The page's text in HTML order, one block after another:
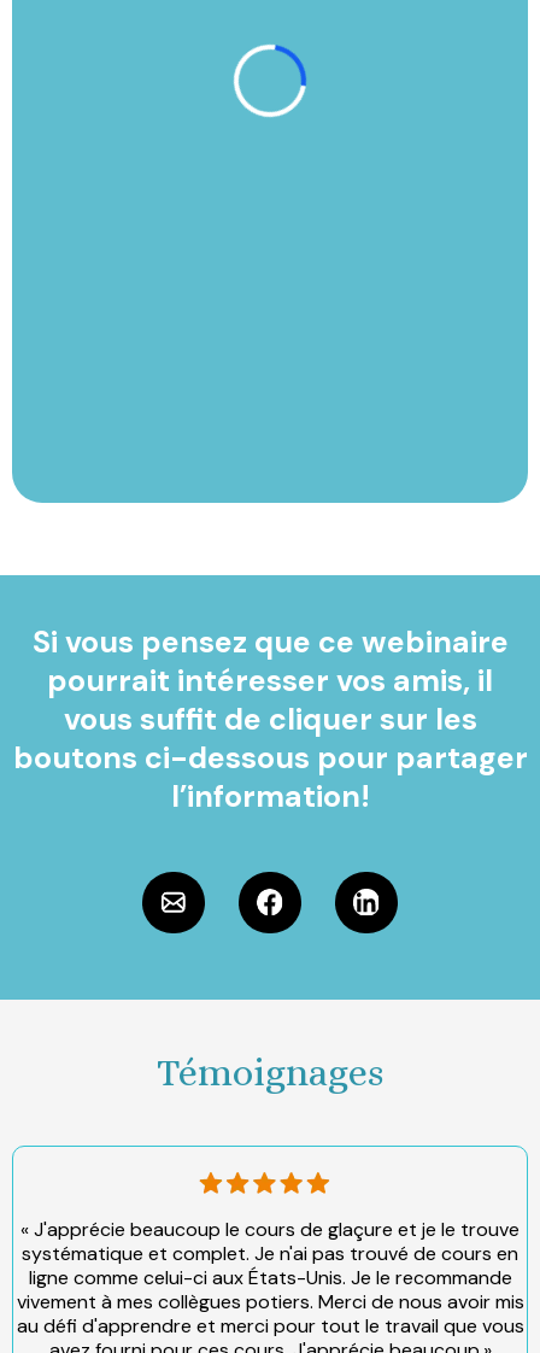
Si vous pensez que ce webinaire
pourrait intéresser vos amis, il
vous suffit de cliquer sur les
boutons ci-dessous pour partager
l’information!
Témoignages
« J'apprécie beaucoup le cours de glaçure et je le trouve
systématique et complet. Je n'ai pas trouvé de cours en
ligne comme celui-ci aux États-Unis. Je le recommande
vivement à mes collègues potiers. Merci de nous avoir mis
au défi d'apprendre et merci pour tout le travail que vous